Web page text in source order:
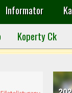
Informator
Koperty Ck